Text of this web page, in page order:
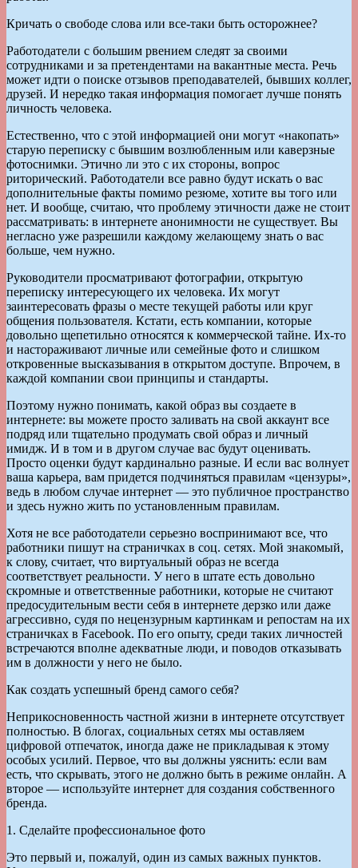
Кричать о свободе слова или все-таки быть осторожнее?
Работодатели с большим рвением следят за своими
сотрудниками и за претендентами на вакантные места. Речь
может идти о поиске отзывов преподавателей, бывших коллег,
друзей. И нередко такая информация помогает лучше понять
личность человека.
Естественно, что с этой информацией они могут «накопать»
старую переписку с бывшим возлюбленным или каверзные
фотоснимки. Этично ли это с их стороны, вопрос
риторический. Работодатели все равно будут искать о вас
дополнительные факты помимо резюме, хотите вы того или
нет. И вообще, считаю, что проблему этичности даже не стоит
рассматривать: в интернете анонимности не существует. Вы
негласно уже разрешили каждому желающему знать о вас
больше, чем нужно.
Руководители просматривают фотографии, открытую
переписку интересующего их человека. Их могут
заинтересовать фразы о месте текущей работы или круг
общения пользователя. Кстати, есть компании, которые
довольно щепетильно относятся к коммерческой тайне. Их-то
и настораживают личные или семейные фото и слишком
откровенные высказывания в открытом доступе. Впрочем, в
каждой компании свои принципы и стандарты.
Поэтому нужно понимать, какой образ вы создаете в
интернете: вы можете просто заливать на свой аккаунт все
подряд или тщательно продумать свой образ и личный
имидж. И в том и в другом случае вас будут оценивать.
Просто оценки будут кардинально разные. И если вас волнует
ваша карьера, вам придется подчиняться правилам «цензуры»,
ведь в любом случае интернет — это публичное пространство
и здесь нужно жить по установленным правилам.
Хотя не все работодатели серьезно воспринимают все, что
работники пишут на страничках в соц. сетях. Мой знакомый,
к слову, считает, что виртуальный образ не всегда
соответствует реальности. У него в штате есть довольно
скромные и ответственные работники, которые не считают
предосудительным вести себя в интернете дерзко или даже
агрессивно, судя по нецензурным картинкам и репостам на их
страничках в Facebook. По его опыту, среди таких личностей
встречаются вполне адекватные люди, и поводов отказывать
им в должности у него не было.
Как создать успешный бренд самого себя?
Неприкосновенность частной жизни в интернете отсутствует
полностью. В блогах, социальных сетях мы оставляем
цифровой отпечаток, иногда даже не прикладывая к этому
особых усилий. Первое, что вы должны уяснить: если вам
есть, что скрывать, этого не должно быть в режиме онлайн. А
второе — используйте интернет для создания собственного
бренда.
1. Сделайте профессиональное фото
Это первый и, пожалуй, один из самых важных пунктов.